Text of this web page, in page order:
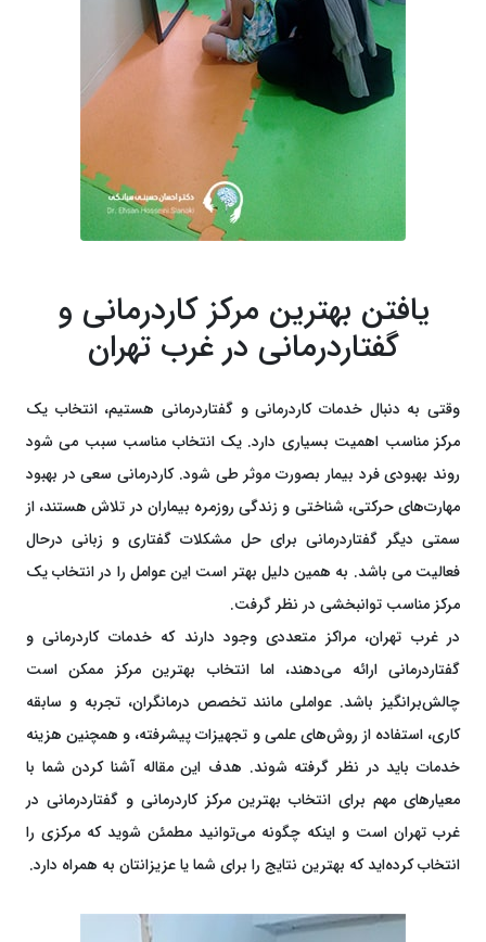
یافتن بهترین مرکز کاردرمانی و
گفتاردرمانی در غرب تهران
وقتی به دنبال خدمات کاردرمانی و گفتاردرمانی هستیم، انتخاب یک
مرکز مناسب اهمیت بسیاری دارد. یک انتخاب مناسب سبب می شود
روند بهبودی فرد بیمار بصورت موثر طی شود. کاردرمانی سعی در بهبود
مهارت‌های حرکتی، شناختی و زندگی روزمره بیماران در تلاش هستند، از
سمتی دیگر گفتاردرمانی برای حل مشکلات گفتاری و زبانی درحال
فعالیت می باشد. به همین دلیل بهتر است این عوامل را در انتخاب یک
مرکز مناسب توانبخشی در نظر گرفت.
در غرب تهران، مراکز متعددی وجود دارند که خدمات کاردرمانی و
گفتاردرمانی ارائه می‌دهند، اما انتخاب بهترین مرکز ممکن است
چالش‌برانگیز باشد. عواملی مانند تخصص درمانگران، تجربه و سابقه
کاری، استفاده از روش‌های علمی و تجهیزات پیشرفته، و همچنین هزینه
خدمات باید در نظر گرفته شوند. هدف این مقاله آشنا کردن شما با
معیارهای مهم برای انتخاب بهترین مرکز کاردرمانی و گفتاردرمانی در
غرب تهران است و اینکه چگونه می‌توانید مطمئن شوید که مرکزی را
انتخاب کرده‌اید که بهترین نتایج را برای شما یا عزیزانتان به همراه دارد.